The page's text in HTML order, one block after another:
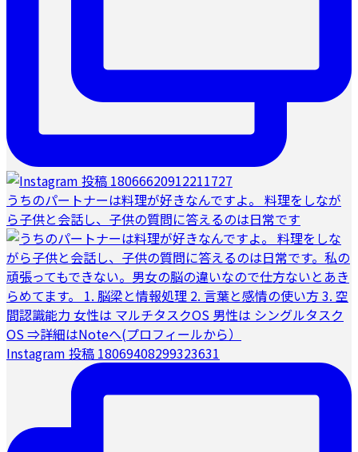
うちのパートナーは料理が好きなんですよ。 料理をしなが
ら子供と会話し、子供の質問に答えるのは日常です
Instagram 投稿 18069408299323631